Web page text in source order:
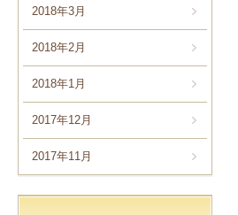
2018年3月
2018年2月
2018年1月
2017年12月
2017年11月